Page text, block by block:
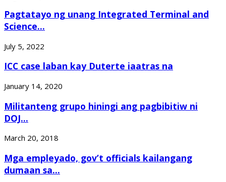
Pagtatayo ng unang Integrated Terminal and
Science...
July 5, 2022
ICC case laban kay Duterte iaatras na
January 14, 2020
Militanteng grupo hiningi ang pagbibitiw ni
DOJ...
March 20, 2018
Mga empleyado, gov’t officials kailangang
dumaan sa...